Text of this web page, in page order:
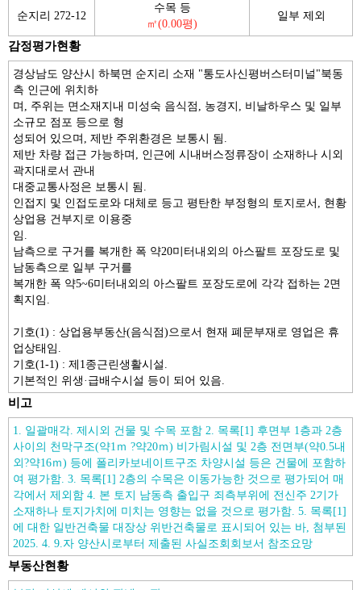
순지리 272-12
수목 등
㎡(0.00평)
일부 제외
감정평가현황
경상남도 양산시 하북면 순지리 소재 "통도사신평버스터미널"북동
측 인근에 위치하
며, 주위는 면소재지내 미성숙 음식점, 농경지, 비날하우스 및 일부
소규모 점포 등으로 형
성되어 있으며, 제반 주위환경은 보통시 됨.
제반 차량 접근 가능하며, 인근에 시내버스정류장이 소재하나 시외
곽지대로서 관내
대중교통사정은 보통시 됨.
인접지 및 인접도로와 대체로 등고 평탄한 부정형의 토지로서, 현황
상업용 건부지로 이용중
임.
남측으로 구거를 복개한 폭 약20미터내외의 아스팔트 포장도로 및
남동측으로 일부 구거를
복개한 폭 약5~6미터내외의 아스팔트 포장도로에 각각 접하는 2면
획지임.
기호(1) : 상업용부동산(음식점)으로서 현재 폐문부재로 영업은 휴
업상태임.
기호(1-1) : 제1종근린생활시설.
기본적인 위생·급배수시설 등이 되어 있음.
비고
1. 일괄매각. 제시외 건물 및 수목 포함 2. 목록[1] 후면부 1층과 2층
사이의 천막구조(약1ｍ ?약20ｍ) 비가림시설 및 2층 전면부(약0.5내
외?약16ｍ) 등에 폴리카보네이트구조 차양시설 등은 건물에 포함하
여 평가함. 3. 목록[1] 2층의 수목은 이동가능한 것으로 평가되어 매
각에서 제외함 4. 본 토지 남동측 출입구 죄측부위에 전신주 2기가
소재하나 토지가치에 미치는 영향는 없을 것으로 평가함. 5. 목록[1]
에 대한 일반건축물 대장상 위반건축물로 표시되어 있는 바, 첨부된
2025. 4. 9.자 양산시로부터 제출된 사실조회회보서 참조요망
부동산현황